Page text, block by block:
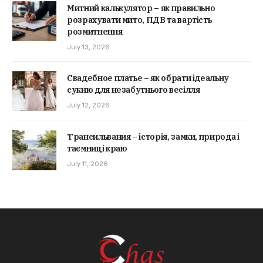
Митний калькулятор – як правильно
розрахувати мито, ПДВ та вартість
розмитнення
July 13, 2026
Свадебное платье – як обрати ідеальну
сукню для незабутнього весілля
July 12, 2026
Трансильвания – історія, замки, природа і
таємниці краю
July 11, 2026